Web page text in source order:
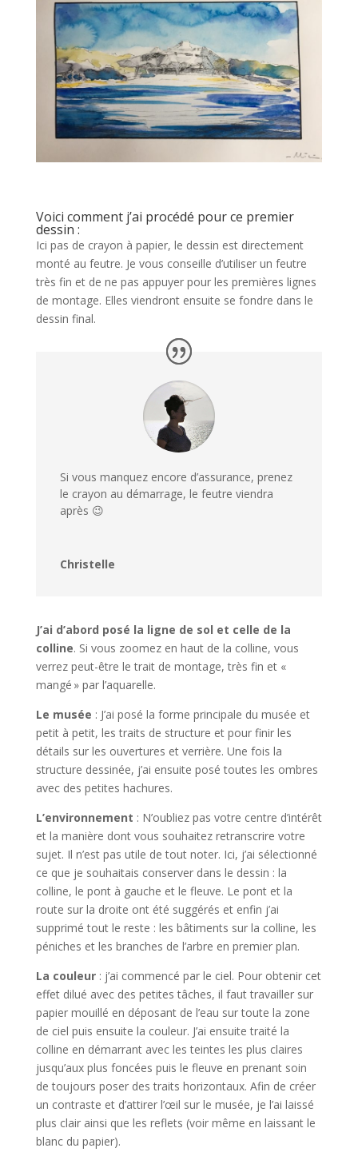
Voici comment j’ai procédé pour ce premier
dessin :
Ici pas de crayon à papier, le dessin est directement
monté au feutre. Je vous conseille d’utiliser un feutre
très fin et de ne pas appuyer pour les premières lignes
de montage. Elles viendront ensuite se fondre dans le
dessin final.
Si vous manquez encore d’assurance, prenez
le crayon au démarrage, le feutre viendra
après 😉
Christelle
J’ai d’abord posé la ligne de sol et celle de la
colline. Si vous zoomez en haut de la colline, vous
verrez peut-être le trait de montage, très fin et «
mangé » par l’aquarelle.
Le musée : J’ai posé la forme principale du musée et
petit à petit, les traits de structure et pour finir les
détails sur les ouvertures et verrière. Une fois la
structure dessinée, j’ai ensuite posé toutes les ombres
avec des petites hachures.
L’environnement : N’oubliez pas votre centre d’intérêt
et la manière dont vous souhaitez retranscrire votre
sujet. Il n’est pas utile de tout noter. Ici, j’ai sélectionné
ce que je souhaitais conserver dans le dessin : la
colline, le pont à gauche et le fleuve. Le pont et la
route sur la droite ont été suggérés et enfin j’ai
supprimé tout le reste : les bâtiments sur la colline, les
péniches et les branches de l’arbre en premier plan.
La couleur: j’ai commencé par le ciel. Pour obtenir cet
effet dilué avec des petites tâches, il faut travailler sur
papier mouillé en déposant de l’eau sur toute la zone
de ciel puis ensuite la couleur. J’ai ensuite traité la
colline en démarrant avec les teintes les plus claires
jusqu’aux plus foncées puis le fleuve en prenant soin
de toujours poser des traits horizontaux. Afin de créer
un contraste et d’attirer l’œil sur le musée, je l’ai laissé
plus clair ainsi que les reflets (voir même en laissant le
blanc du papier).